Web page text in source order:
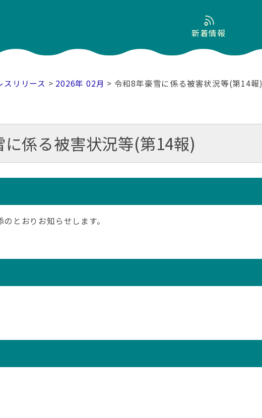
新着情報
スリリース > 2026年 02月 > 令和8年豪雪に係る被害状況等(第14報)
係る被害状況等(第14報)
とおりお知らせします。